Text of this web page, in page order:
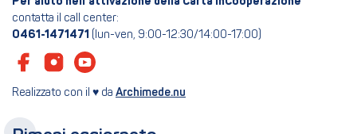
contatta il call center:
0461-1471471 (lun-ven, 9:00-12:30/14:00-17:00)
Realizzato con il ♥ da Archimede.nu